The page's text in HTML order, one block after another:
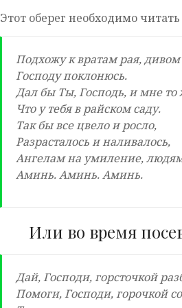
Этот оберег необходимо
Подхожу к вратам рая,
Господу поклонюсь.
Дал бы Ты, Господь, и мне то
Что у тебя в райском саду.
Так бы все цвело и росло,
Разрасталось и наливалось,
Ангелам на умиление,
Аминь. Аминь. Аминь.
Или во время
Дай, Господи, горсточкой
Помоги, Господи, горочкой